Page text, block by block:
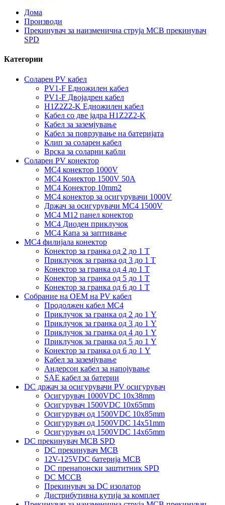
Дома
Производи
Прекинувач за наизменична струја MCB прекинувач
SPD
Категории
Соларен PV кабел
PV1-F Едножилен кабел
PV1-F Двојадрен кабел
H1Z2Z2-K Едножилен кабел
Кабел со две јадра H1Z2Z2-K
Кабел за заземјување
Кабел за поврзување на батеријата
Клип за соларен кабел
Врска за соларни кабли
Соларен PV конектор
MC4 конектор 1000V
MC4 Конектор 1500V 50A
MC4 Конектор 10mm2
MC4 конектор за осигурувачи 1000V
Држач за осигурувачи MC4 1500V
MC4 M12 панел конектор
MC4 Диоден приклучок
MC4 Капа за заптивање
MC4 филијала конектор
Конектор за гранка од 2 до 1 Т
Приклучок за гранка од 3 до 1 Т
Конектор за гранка од 4 до 1 Т
Конектор за гранка од 5 до 1 Т
Конектор за гранка од 6 до 1 Т
Собрание на ОЕМ на PV кабел
Продолжен кабел MC4
Приклучок за гранка од 2 до 1 Y
Приклучок за гранка од 3 до 1 Y
Приклучок за гранка од 4 до 1 Y
Приклучок за гранка од 5 до 1 Y
Конектор за гранка од 6 до 1 Y
Кабел за заземјување
Андерсон кабел за напојување
SAE кабел за батерии
DC држач за осигурувачи PV осигурувач
Осигурувач 1000VDC 10x38mm
Осигурувач 1500VDC 10x65mm
Осигурувач од 1500VDC 10x85mm
Осигурувач од 1500VDC 14x51mm
Осигурувач од 1500VDC 14x65mm
DC прекинувач MCB SPD
DC прекинувач MCB
12V-125VDC батерија MCB
DC пренапонски заштитник SPD
DC MCCB
Прекинувач за DC изолатор
Дистрибутивна кутија за комплет